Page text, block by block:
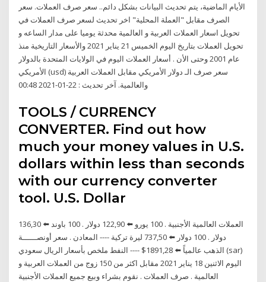
الأيام الماضية، يتم تحديث البيانات بشكل دائم.. سعر صرف العملات. سعر
الصرف مقابل "العملة المحلية" اخر تحديث لسعر صرف العملات في
تحويل اسعار العملات العربية و العالمية محدثة يوميا على مدار الساعه و
تحويل العملات بتاريخ اليوم الخميس 21 يناير 2021 والأسعار التاريخية منذ
عام 2001 وحتى الأن . أسعار العملات اليوم في الولايات المتحدة بالدولار
الأمريكي (usd) سعر صرف الـ دولار الأمريكي مقابل العملات العربية
والعالمية. آخر تحديث : 22-01-2021 00:48
TOOLS / CURRENCY
CONVERTER. Find out how
much your money values in U.S.
dollars within less than seconds
with our currency converter
tool. U.S. Dollar
العملات العالمية الأجنبية . 100 يورو ⬅️ 122,90 دولار . 100 باوند ⬅️ 136,30
دولار . 100 دولار ⬅️ 737,50 ليرة تركية ---- المعادن . سعر أونصــــــة
الذهب عالمياً ⬅️ 1891,28$ ---- النفط ملخص بأسعار الريال سعودي (sar)
اليوم الاثنين 18 يناير 2021 مقابل اكثر من 150 زوج من العملات العربية و
العالمية . صرف العملات . نقوم بشراء وبيع جميع العملات الأجنبية